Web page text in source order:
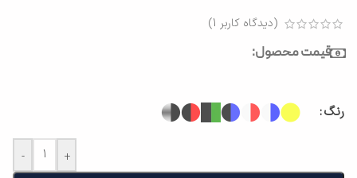
(دیدگاه کاربر 1
)
قیمت محصول:
رنگ
- +